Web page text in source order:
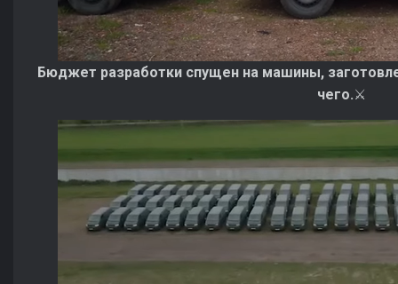
Бюджет разработки спущен на машины,
чего.⚔️